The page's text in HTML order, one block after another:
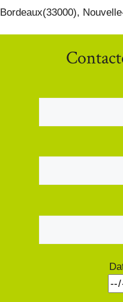
Bordeaux(33000),